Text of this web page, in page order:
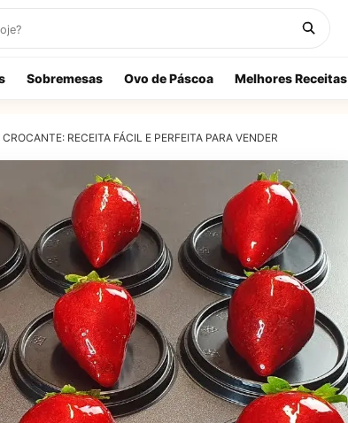
Sobremesas Ovo de Páscoa Melhores Receitas
RECEITA FÁCIL E PERFEITA PARA VENDER